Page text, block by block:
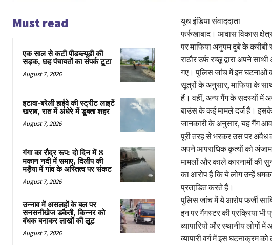
Must read
एक साल से कटी पीडब्ल्यूडी की
सड़क, छह पंचायतों का संपर्क टूटा
August 7, 2026
इटावा-बरेली हाईवे की स्ट्रीट लाइटें
खराब, रात में अंधेरे में डूबता शहर
August 7, 2026
गंगा का रौद्र रूप: दो दिन में 8
मकान नदी में समाए, दिलीप की
मड़ैया में गांव के अस्तित्व पर संकट
August 7, 2026
उन्नाव में असलहों के बल पर
सनसनीखेज डकैती, किन्नर को
बंधक बनाकर लाखों की लूट
August 7, 2026
यूथ इंडिया संवाददाता
फर्रुखाबाद। आवास विकास
पर माफिया अनुपम दुबे के
राठौर उर्फ रच्छू द्वारा अपने
गए। पुलिस जांच में इन घटनाओं
सूत्रों के अनुसार, माफिया के
हैं। वहीं, अन्य गैंग के सदस्यों में
बाउंस के कई मामले दर्ज हैं। इसके
जानकारी के अनुसार, यह गैंग
पूरी तरह से भरकर उस पर अवैध
अपने आपराधिक कृत्यों को
मामलों और काले कारनामों की
का आरोप है कि ये लोग उन्हें
प्रताडि़त करते हैं।
पुलिस जांच में ये आरोप फर्जी
इन पर गैंगस्टर की प्रक्रिया भी
व्यापारियों और स्थानीय लोगों
व्यापारी वर्ग में इस